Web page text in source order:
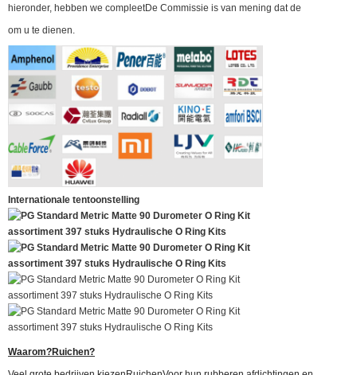
hieronder, hebben we compleetDe Commissie is van mening dat de
om u te dienen.
Internationale tentoonstelling
Waarom?Ruichen?